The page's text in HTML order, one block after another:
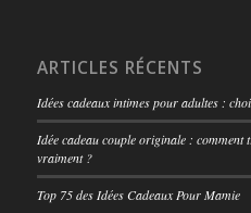
ARTICLES RÉCENTS
Idées cadeaux intimes pour adultes :
Idée cadeau couple originale : comment
vraiment ?
Top 75 des Idées Cadeaux Pour Mamie